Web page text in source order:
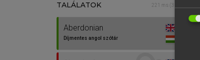
TALÁLATOK 221 ms (3 db)
Aberdonian
Díjmentes angol szótár